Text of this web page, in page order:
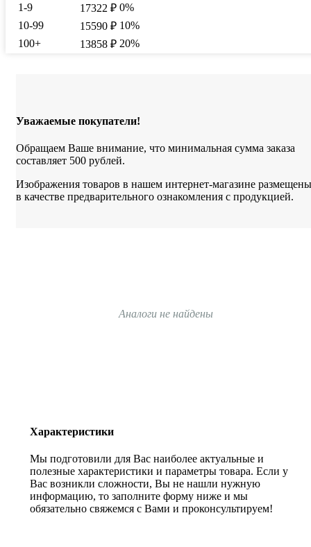
1-9
17322 ₽ 0%
10-99
15590 ₽ 10%
100+
13858 ₽ 20%
Уважаемые покупатели!
Обращаем Ваше внимание, что минимальная сумма заказа
составляет 500 рублей.
Изображения товаров в нашем интернет-магазине размещены
в качестве предварительного ознакомления с продукцией.
Аналоги не найдены
Характеристики
Мы подготовили для Вас наиболее актуальные и
полезные характеристики и параметры товара. Если у
Вас возникли сложности, Вы не нашли нужную
информацию, то заполните форму ниже и мы
обязательно свяжемся с Вами и проконсультируем!